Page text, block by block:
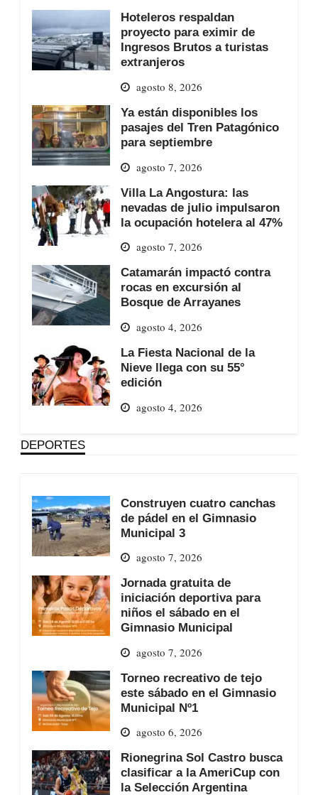
Hoteleros respaldan
proyecto para eximir de
Ingresos Brutos a turistas
extranjeros
agosto 8, 2026
Ya están disponibles los
pasajes del Tren Patagónico
para septiembre
agosto 7, 2026
Villa La Angostura: las
nevadas de julio impulsaron
la ocupación hotelera al 47%
agosto 7, 2026
Catamarán impactó contra
rocas en excursión al
Bosque de Arrayanes
agosto 4, 2026
La Fiesta Nacional de la
Nieve llega con su 55°
edición
agosto 4, 2026
DEPORTES
Construyen cuatro canchas
de pádel en el Gimnasio
Municipal 3
agosto 7, 2026
Jornada gratuita de
iniciación deportiva para
niños el sábado en el
Gimnasio Municipal
agosto 7, 2026
Torneo recreativo de tejo
este sábado en el Gimnasio
Municipal Nº1
agosto 6, 2026
Rionegrina Sol Castro busca
clasificar a la AmeriCup con
la Selección Argentina